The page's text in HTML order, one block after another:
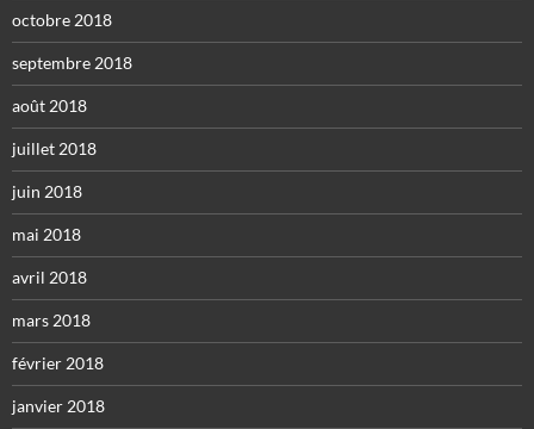
octobre 2018
septembre 2018
août 2018
juillet 2018
juin 2018
mai 2018
avril 2018
mars 2018
février 2018
janvier 2018